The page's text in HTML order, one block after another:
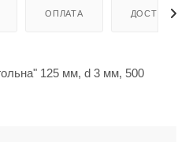
ОПЛАТА ДОСТАВКА
125 мм, d 3 мм, 500